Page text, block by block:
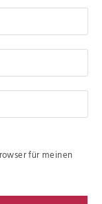
für meinen